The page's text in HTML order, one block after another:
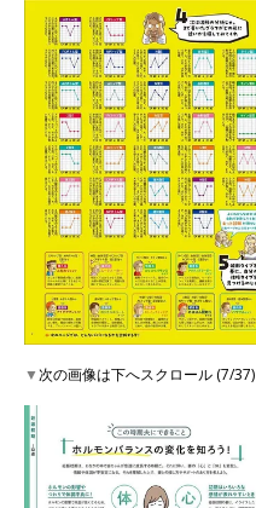
▼次の画像は下へスクロール (7/37)